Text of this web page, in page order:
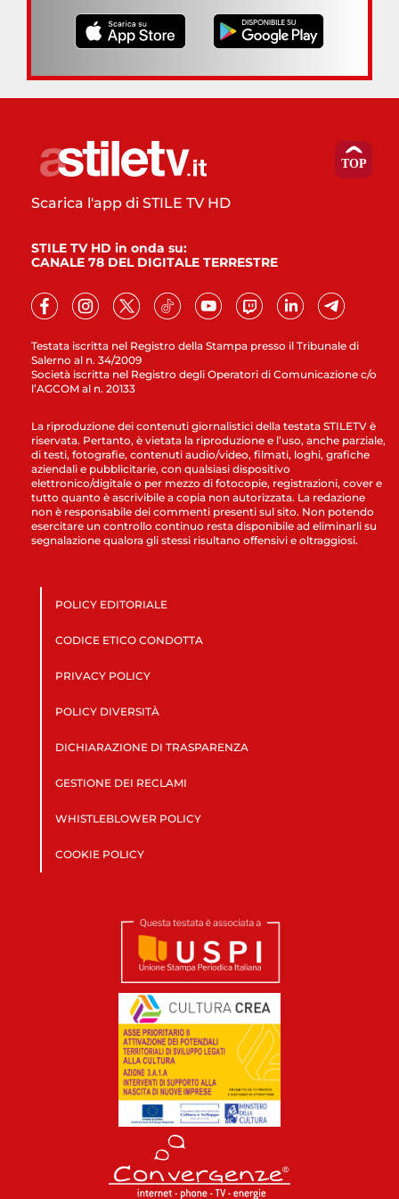
Testata iscritta nel Registro della Stampa presso il Tribunale di
Salerno al n. 34/2009
Società iscritta nel Registro degli Operatori di Comunicazione c/o
l’AGCOM al n. 20133
Scarica l'app di STILE TV HD
STILE TV HD in onda su:
CANALE 78 DEL DIGITALE TERRESTRE
La riproduzione dei contenuti giornalistici della testata STILETV è
riservata. Pertanto, è vietata la riproduzione e l’uso, anche parziale,
di testi, fotografie, contenuti audio/video, filmati, loghi, grafiche
aziendali e pubblicitarie, con qualsiasi dispositivo
elettronico/digitale o per mezzo di fotocopie, registrazioni, cover e
tutto quanto è ascrivibile a copia non autorizzata. La redazione
non è responsabile dei commenti presenti sul sito. Non potendo
esercitare un controllo continuo resta disponibile ad eliminarli su
segnalazione qualora gli stessi risultano offensivi e oltraggiosi.
POLICY EDITORIALE
CODICE ETICO CONDOTTA
PRIVACY POLICY
POLICY DIVERSITÀ
DICHIARAZIONE DI TRASPARENZA
GESTIONE DEI RECLAMI
WHISTLEBLOWER POLICY
COOKIE POLICY